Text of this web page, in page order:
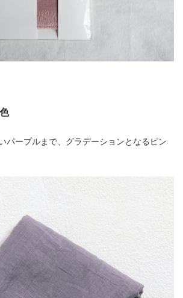
パープルまで、グラデーションとなるピン